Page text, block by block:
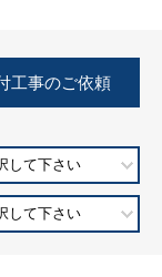
工事のご依頼
して下さい
して下さい